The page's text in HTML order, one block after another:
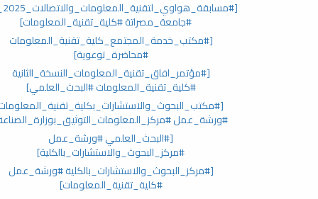
#جامعة_مصراتة #كلية_تقنية_المعلومات]
[#مكتب_خدمة_المجتمع_كلية_تقنية_المعلومات
#محاضرة_توعوية]
[#مؤتمر_افاق_تقنية_المعلومات_النسخة_الثانية
#كلية_تقنية_المعلومات #البحث_العلمي]
#ورشة_عمل
[#البحث_العلمي #ورشة_عمل
#مركز_البحوث_والاستشارات_بالكلية]
[#مركز_البحوث_والاستشارات_بالكلية #ورشة_عمل
#كلية_تقنية_المعلومات]